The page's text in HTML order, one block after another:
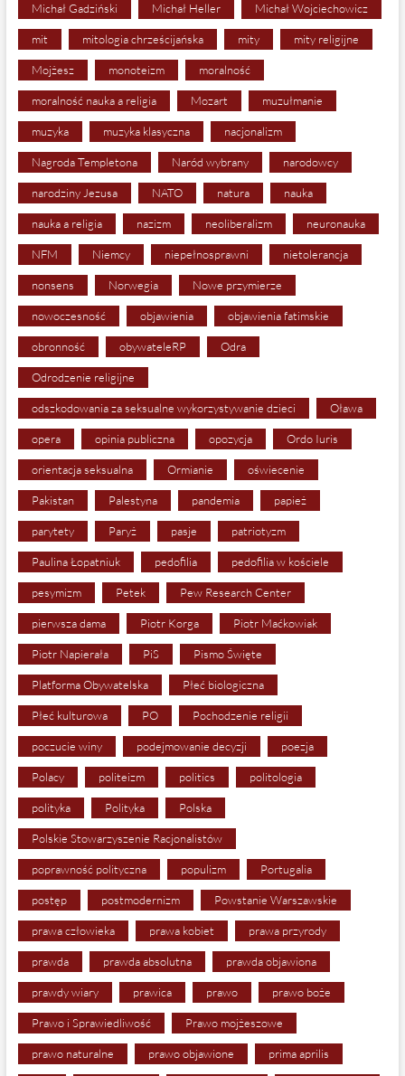
Michał Gadziński Michał Heller Michał Wojciechowicz
mit mitologia chrześcijańska mity mity religijne
Mojżesz monoteizm moralność
moralność nauka a religia Mozart muzułmanie
muzyka muzyka klasyczna nacjonalizm
Nagroda Templetona Naród wybrany narodowcy
narodziny Jezusa NATO natura nauka
nauka a religia nazizm neoliberalizm neuronauka
NFM Niemcy niepełnosprawni nietolerancja
nonsens Norwegia Nowe przymierze
nowoczesność objawienia objawienia fatimskie
obronność obywateleRP Odra
Odrodzenie religijne
odszkodowania za seksualne wykorzystywanie dzieci Oława
opera opinia publiczna opozycja Ordo Iuris
orientacja seksualna Ormianie oświecenie
Pakistan Palestyna pandemia papież
parytety Paryż pasje patriotyzm
Paulina Łopatniuk pedofilia pedofilia w kościele
pesymizm Petek Pew Research Center
pierwsza dama Piotr Korga Piotr Maćkowiak
Piotr Napierała PiS Pismo Święte
Platforma Obywatelska Płeć biologiczna
Płeć kulturowa PO Pochodzenie religii
poczucie winy podejmowanie decyzji poezja
Polacy politeizm politics politologia
polityka Polityka Polska
Polskie Stowarzyszenie Racjonalistów
poprawność polityczna populizm Portugalia
postęp postmodernizm Powstanie Warszawskie
prawa człowieka prawa kobiet prawa przyrody
prawda prawda absolutna prawda objawiona
prawdy wiary prawica prawo prawo boże
Prawo i Sprawiedliwość Prawo mojżeszowe
prawo naturalne prawo objawione prima aprilis